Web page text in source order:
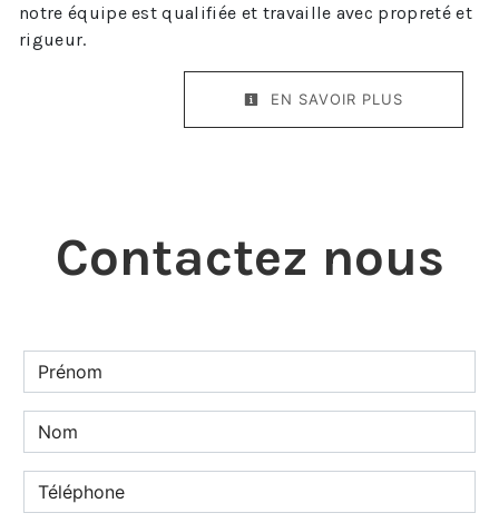
notre équipe est qualifiée et travaille avec propreté et
rigueur.
EN SAVOIR PLUS
Contactez nous